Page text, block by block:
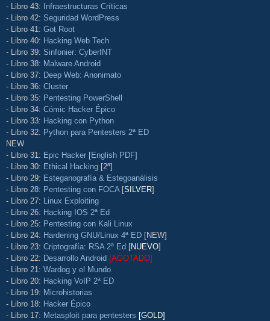
- Libro 43: Infraestructuras Críticas
- Libro 42: Seguridad WordPress
- Libro 41: Got Root
- Libro 40: Hacking Web Tech
- Libro 39: Sinfonier: CyberINT
- Libro 38: Malware Android
- Libro 37: Deep Web: Anonimato
- Libro 36: Cluster
- Libro 35: Pentesting PowerShell
- Libro 34: Cómic Hacker Épico
- Libro 33: Hacking con Python
- Libro 32: Python para Pentesters 2ª ED
NEW
- Libro 31: Epic Hacker [English PDF]
- Libro 30: Ethical Hacking [2ª]
- Libro 29: Esteganografía & Estegoanálisis
- Libro 28: Pentesting con FOCA [SILVER]
- Libro 27: Linux Exploiting
- Libro 26: Hacking IOS 2ª Ed
- Libro 25: Pentesting con Kali Linux
- Libro 24: Hardening GNU/Linux 4ª ED [NEW]
- Libro 23: Criptografía: RSA 2ª Ed [NUEVO]
- Libro 22: Desarrollo Android [AGOTADO]
- Libro 21: Wardog y el Mundo
- Libro 20: Hacking VoIP 2ª ED
- Libro 19: Microhistorias
- Libro 18: Hacker Épico
- Libro 17: Metasploit para pentesters [GOLD]